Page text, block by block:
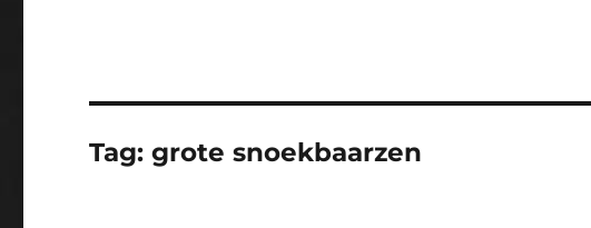
Tag:grote snoekbaarzen